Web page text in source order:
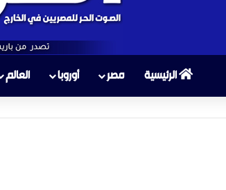
الرئيسية مصر أوروبا العالم